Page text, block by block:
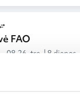
FAO
– 08.26, tre. | 8 dienos